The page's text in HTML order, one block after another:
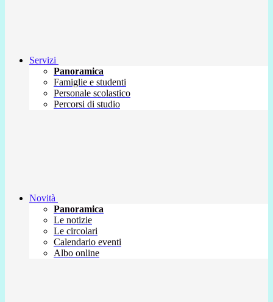
Servizi
Panoramica
Famiglie e studenti
Personale scolastico
Percorsi di studio
Novità
Panoramica
Le notizie
Le circolari
Calendario eventi
Albo online